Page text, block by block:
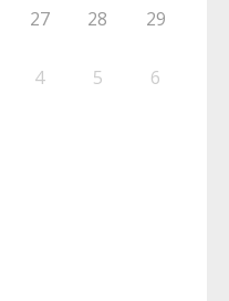
27 28 29
4 5 6